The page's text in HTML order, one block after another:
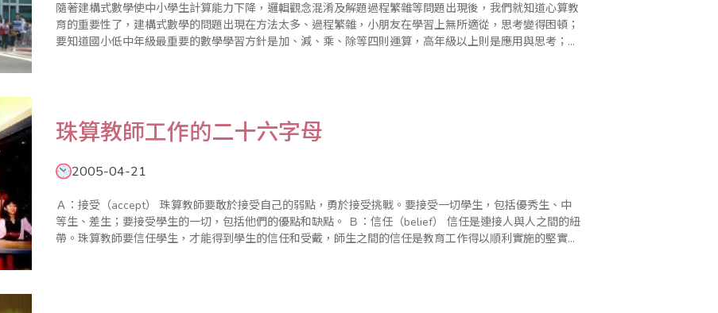
隨著建構式數學使中小學生計算能力下降，邏輯觀念混淆及解題過程繁雜等問題出現後，我們就知道心算教
育的重要性了，建構式數學的問題出現在方法太多、過程繁雜，小朋友在學習上無所適從，思考變得困頓；
要知道國小低中年級最重要的數學學習方針是加、減、乘、除等四則運算，高年級以上則是應用與思考；沒
珠算教師工作的二十六字母
2005-04-21
Ａ：接受（accept） 珠算教師要敢於接受自己的弱點，勇於接受挑戰。要接受一切學生，包括優秀生、中
等生、差生；要接受學生的一切，包括他們的優點和缺點。 Ｂ：信任（belief） 信任是連接人與人之間的紐
帶。珠算教師要信任學生，才能得到學生的信任和受戴，師生之間的信任是教育工作得以順利實施的堅實橋